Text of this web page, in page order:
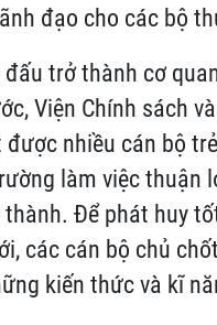
đạo cho các bộ
trở thành cơ
Viện Chính sách
nhiều cán bộ
làm việc thuận
Để phát huy
các cán bộ chủ
kiến thức và kĩ